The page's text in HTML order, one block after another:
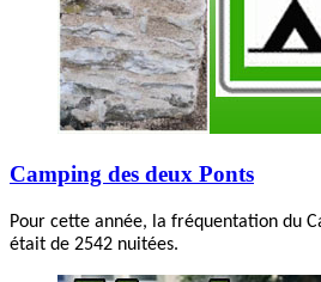
Camping des deux Ponts
Pour cette année, la fréquentation du
était de 2542 nuitées.